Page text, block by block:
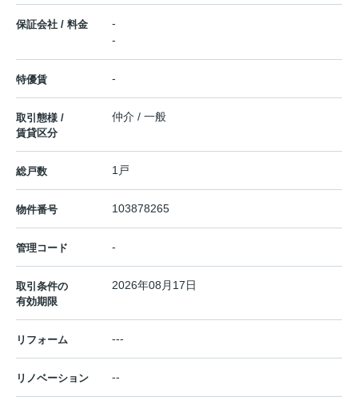
保証会社 / 料金
-
-
特優賃 -
取引態様 /
賃貸区分
仲介 / 一般
総戸数 1戸
物件番号 103878265
管理コード -
取引条件の
有効期限
2026年08月17日
リフォーム ---
リノベーション --